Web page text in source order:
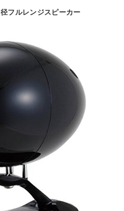
フルレンジスピーカー